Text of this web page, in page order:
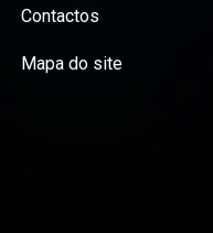
Contactos
Mapa do site